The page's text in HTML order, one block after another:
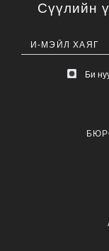
Сүүлийн
Би